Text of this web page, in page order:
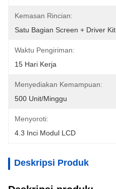
Kemasan Rincian:
Satu Bagian Screen + Driver Kit
Waktu Pengiriman:
15 Hari Kerja
Menyediakan Kemampuan:
500 Unit/minggu
Menyoroti:
4.3 Inci Modul LCD
Deskripsi Produk